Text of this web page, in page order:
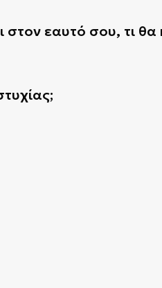
στον εαυτό σου, τι θα